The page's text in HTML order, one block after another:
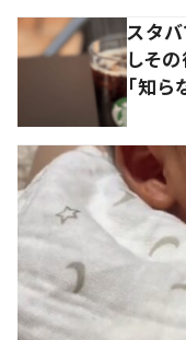
スタ
しそ
「知ら